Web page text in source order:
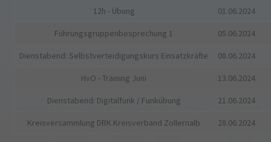
12h - Übung 01.06.2024
Führungsgruppenbesprechung 1 05.06.2024
Dienstabend: Selbstverteidigungskurs Einsatzkräfte 08.06.2024
HvO - Training Juni 13.06.2024
Dienstabend: Digitalfunk / Funkübung 21.06.2024
Kreisversammlung DRK Kreisverband Zollernalb 28.06.2024